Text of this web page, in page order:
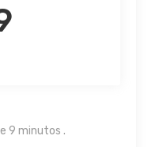
9 minutos .